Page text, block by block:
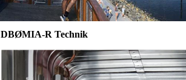
DBØMIA-R Technik